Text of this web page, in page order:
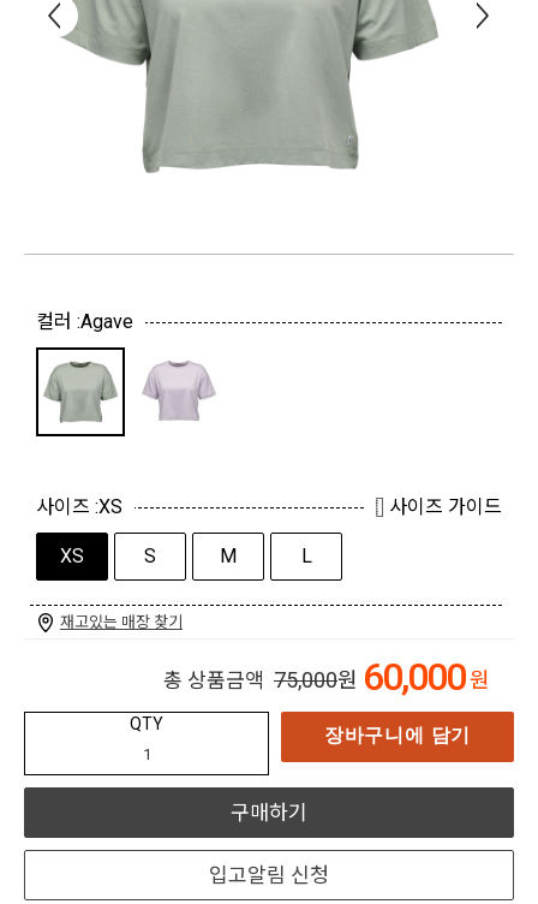
컬러 :Agave
사이즈 :XS 사이즈 가이드
XS S M L
재고있는 매장 찾기
총 상품금액 75,000원 60,000원
QTY 장바구니에 담기
구매하기
입고알림 신청